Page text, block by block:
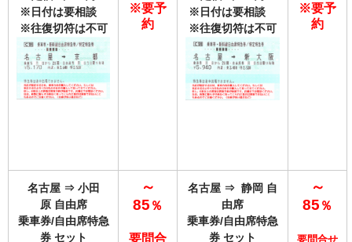
※日付は要相談
※往復切符は不可
※要予
約
※日付は要相談
※往復切符は不可
※要予
約
名古屋 ⇒ 小田
原 自由席
乗車券/自由席特急
券 セット
～
85 ％
要問合
名古屋 ⇒ 静岡 自
由席
乗車券/自由席特急
券 セット
～
85 ％
要問合せ